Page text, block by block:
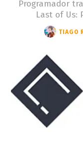
Programador
Last of Us:
TIAGO